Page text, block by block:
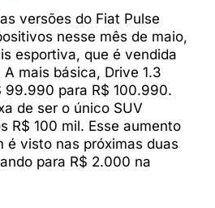
versões do Fiat Pulse
nesse mês de maio,
esportiva, que é vendida
mais básica, Drive 1.3
99.990 para R$ 100.990.
de ser o único SUV
R$ 100 mil. Esse aumento
é visto nas próximas duas
para R$ 2.000 na